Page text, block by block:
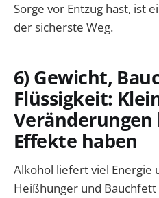
Sorge vor Entzug hast, ist
der sicherste Weg.
6) Gewicht,
Flüssigkeit:
Effekte haben
Alkohol liefert viel Energie
Heißhunger und